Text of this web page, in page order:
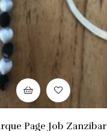
Page Job Zanzibar